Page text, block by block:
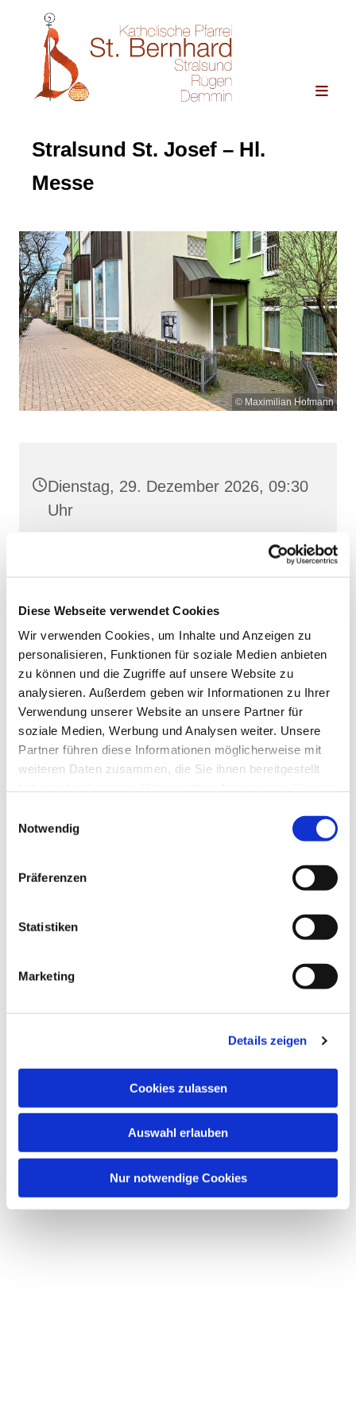
Diese Webseite verwendet Cookies
Wir verwenden Cookies, um Inhalte und Anzeigen zu
personalisieren, Funktionen für soziale Medien anbieten
zu können und die Zugriffe auf unsere Website zu
analysieren. Außerdem geben wir Informationen zu Ihrer
Verwendung unserer Website an unsere Partner für
soziale Medien, Werbung und Analysen weiter. Unsere
Partner führen diese Informationen möglicherweise mit
weiteren Daten zusammen, die Sie ihnen bereitgestellt
Notwendig
Präferenzen
Statistiken
Marketing
Details zeigen
Cookies zulassen
Auswahl erlauben
Nur notwendige Cookies
Stralsund St. Josef – Hl.
Messe
© Maximilian Hofmann
Dienstag, 29. Dezember 2026, 09:30
Uhr
St. Josef, Stralsund, Jungfernstieg
3A, 18437 Stralsund